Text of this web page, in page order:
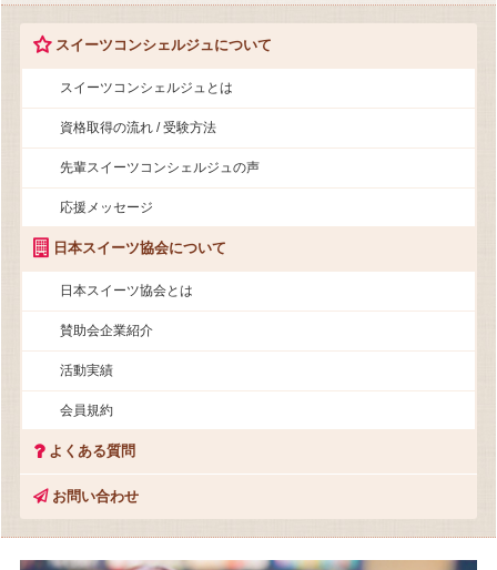
スイーツコンシェルジュについて
スイーツコンシェルジュとは
資格取得の流れ / 受験方法
先輩スイーツコンシェルジュの声
応援メッセージ
日本スイーツ協会について
日本スイーツ協会とは
賛助会企業紹介
活動実績
会員規約
よくある質問
お問い合わせ